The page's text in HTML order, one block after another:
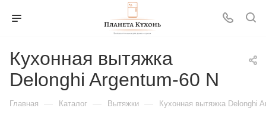
Кухонная вытяжка
Delonghi Argentum-60 N
Главная — Каталог — Вытяжки — Кухонная вытяжка Delonghi